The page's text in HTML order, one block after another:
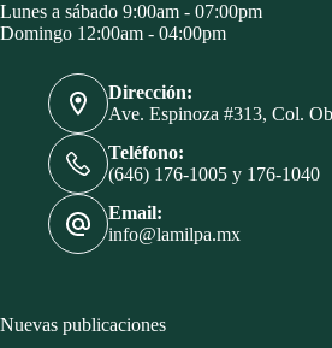
Lunes a sábado 9:00am - 07:00pm
Domingo 12:00am - 04:00pm
Dirección:
Ave. Espinoza #313, Col.
Teléfono:
(646) 176-1005 y 176-1040
Email:
info@lamilpa.mx
Nuevas publicaciones